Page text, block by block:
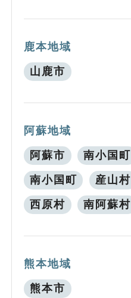
鹿本地域
山鹿市
阿蘇地域
阿蘇市 南小国町
南小国町 産山村
西原村 南阿蘇村
熊本地域
熊本市